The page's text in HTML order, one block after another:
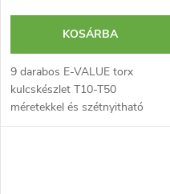
KOSÁRBA
9 darabos E-VALUE torx
kulcskészlet T10-T50
méretekkel és szétnyitható
tartóval.